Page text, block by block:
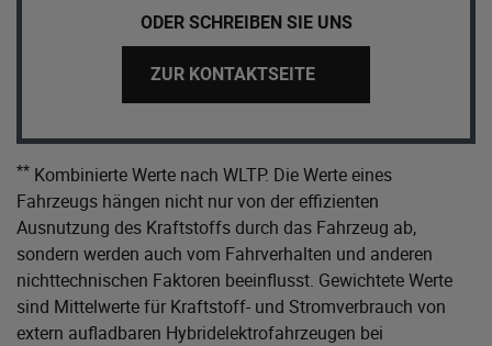
ODER SCHREIBEN SIE UNS
ZUR KONTAKTSEITE
** Kombinierte Werte nach WLTP. Die Werte eines
Fahrzeugs hängen nicht nur von der effizienten
Ausnutzung des Kraftstoffs durch das Fahrzeug ab,
sondern werden auch vom Fahrverhalten und anderen
nichttechnischen Faktoren beeinflusst. Gewichtete Werte
sind Mittelwerte für Kraftstoff- und Stromverbrauch von
extern aufladbaren Hybridelektrofahrzeugen bei